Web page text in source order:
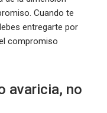
Cuando te
entregarte por
compromiso
avaricia, no